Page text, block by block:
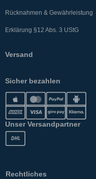
Rücknahmen & Gewährleistung
Erklärung §12 Abs. 3 UStG
Versand
Sicher bezahlen
Unser Versandpartner
Rechtliches